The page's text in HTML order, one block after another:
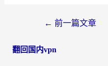
导
← 前一篇文章
翻回国内vpn